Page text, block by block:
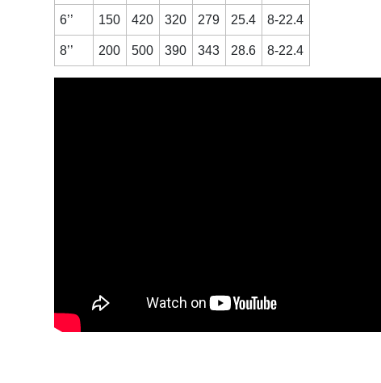
6’’ 150 420 320 279 25.4 8-22.4
8’’ 200 500 390 343 28.6 8-22.4